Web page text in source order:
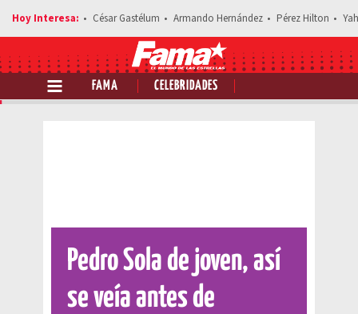
César Gastélum Armando Hernández Pérez Hilton
FAMA CELEBRIDADES
Comparte esta noticia
Pedro Sola de joven, así
se veía antes de